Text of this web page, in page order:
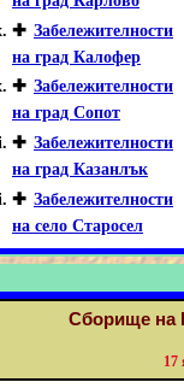
✚ Забележителности
на град Калофер
✚ Забележителности
на град Сопот
✚ Забележителности
на град Казанлък
✚ Забележителности
на село Старосел
Сборище на
17